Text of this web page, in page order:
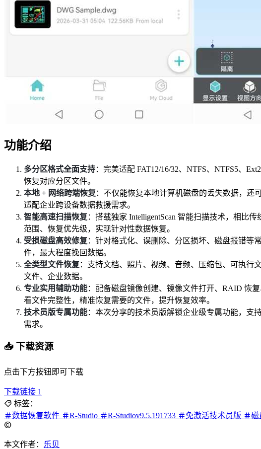
功能介绍
多分区格式全面支持：完美适配 FAT12/16/32、NTFS、NTFS5、
恢复对应分区文件。
本地 + 网络跨端恢复 ：不仅能恢复本地计算机磁盘的丢失数据，还
适配企业跨设备数据救援需求。
智能高速扫描恢复 ：搭载独家 IntelligentScan 智能扫描技术，相比
范围、恢复优先级，实现针对性数据恢复。
受损磁盘高效修复 ：针对格式化、误删除、分区损坏、磁盘报错等
件，最大程度挽回数据。
全类型文件恢复 ：支持文档、照片、视频、音频、压缩包、可执行
文件、企业数据。
专业实用辅助功能：配备磁盘镜像创建、镜像文件打开、RAID 恢
看文件完整性，精准恢复需要的文件，提升恢复效率。
技术员版专属功能：本次分享的技术员版解锁企业级专属功能，支
需求。
📥 下载资源
点击下方按钮即可下载
下载链接 1
标签：
数据恢复软件
R-Studio R-Studiov9.5.191733 免激活技术员版 磁
本文作者： 乐贝